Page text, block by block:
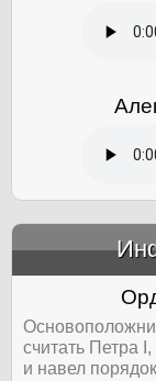
считать Петра
и навел